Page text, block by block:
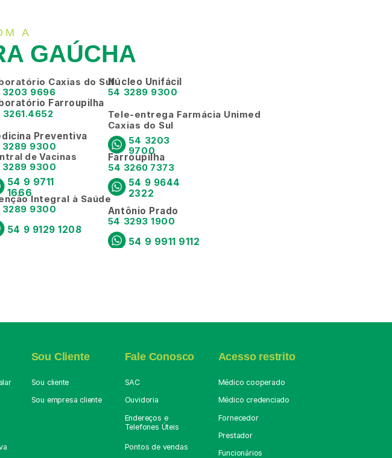
A
GAÚCHA
Caxias do Sul
3203 9696
Farroupilha
3261.4652
Preventiva
3289 9300
de Vacinas
3289 9300
54 9 9711
1666
Integral à Saúde
3289 9300
54 9 9129 1208
Núcleo Unifácil
54 3289 9300
Tele-entrega Farmácia Unimed
Caxias do Sul
54 3203
9700
Farroupilha
54 3260 7373
54 9 9644
2322
Antônio Prado
54 3293 1900
54 9 9911 9112
Sou Cliente
Sou cliente
Sou empresa cliente
Fale Conosco
SAC
Ouvidoria
Endereços e
Telefones Úteis
Pontos de vendas
Acesso restrito
Médico cooperado
Médico credenciado
Fornecedor
Prestador
Funcionários